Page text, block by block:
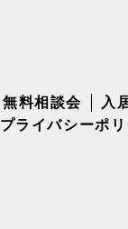
無料相談会 入
プライバシーポ